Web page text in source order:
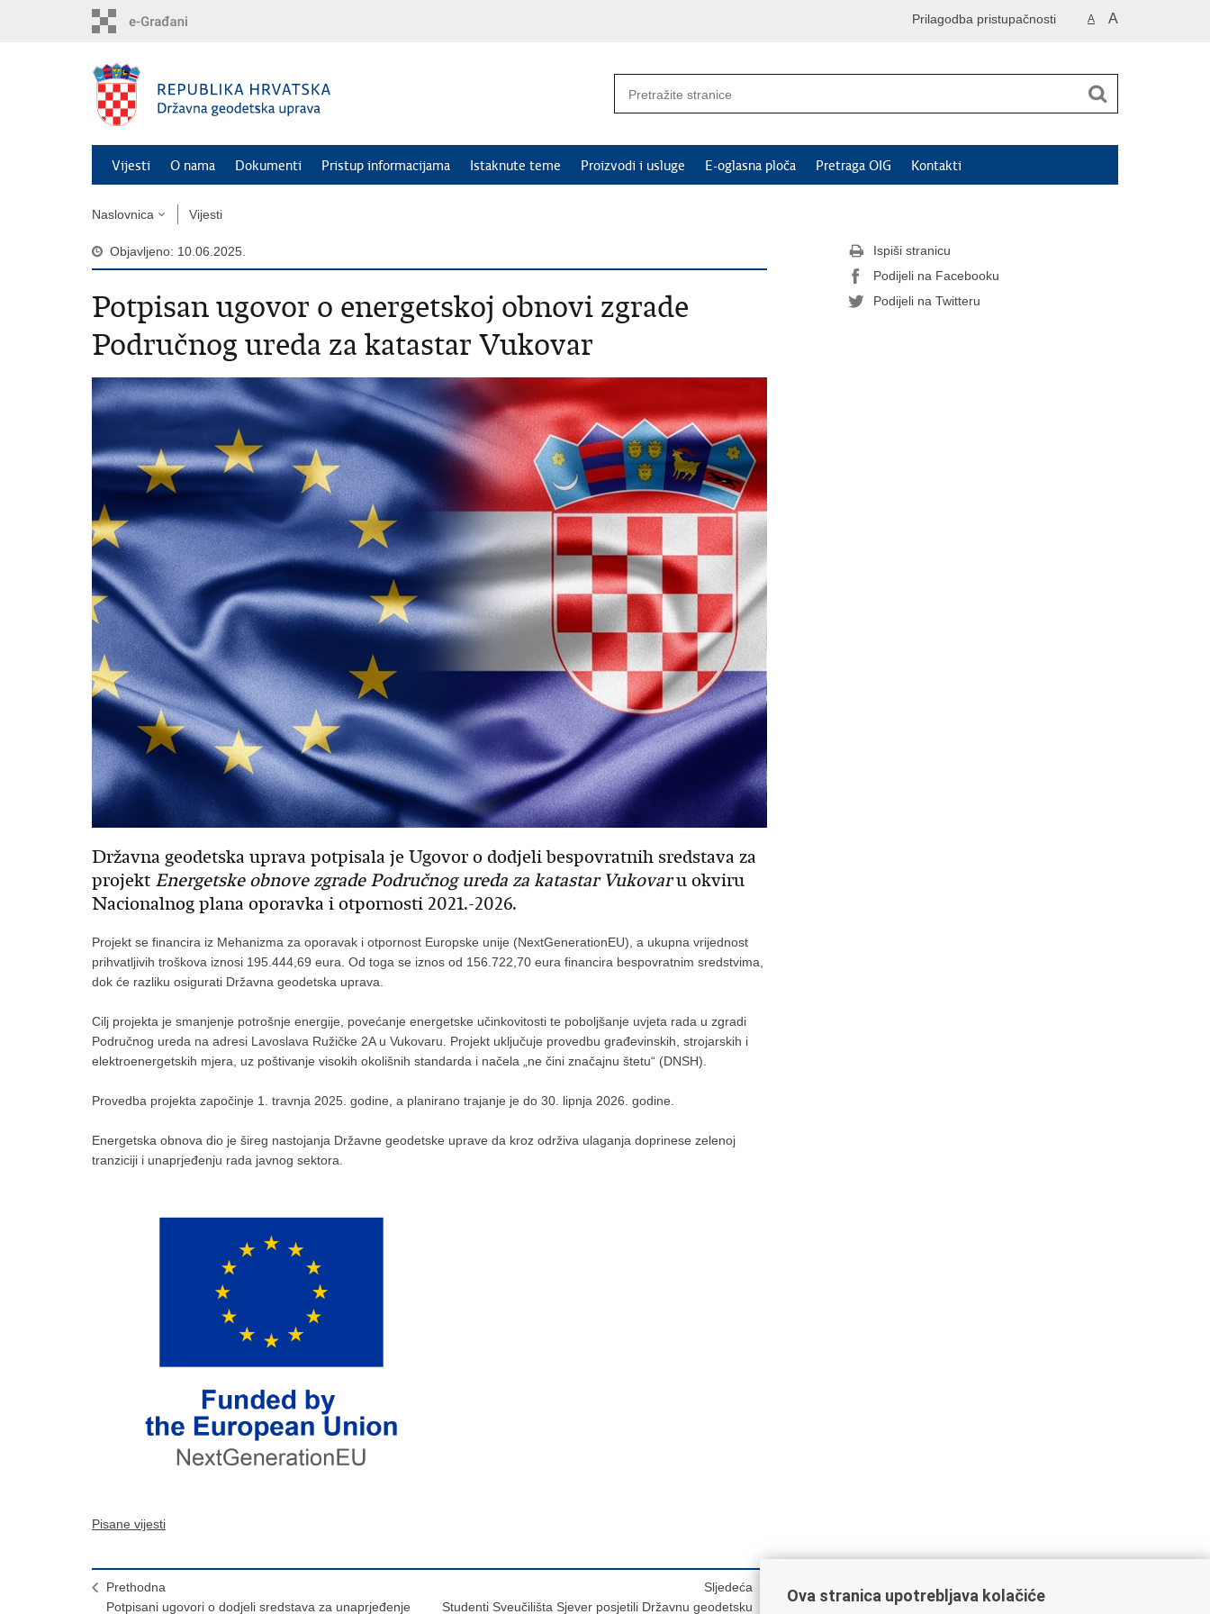
A A
Prilagodba pristupačnosti
Vijesti O nama Dokumenti Pristup informacijama Istaknute teme Proizvodi i usluge E-oglasna ploča Pretraga OIG Kontakti
Naslovnica Vijesti
Objavljeno: 10.06.2025.
Potpisan ugovor o energetskoj obnovi zgrade
Područnog ureda za katastar Vukovar
Državna geodetska uprava potpisala je Ugovor o dodjeli bespovratnih sredstava za
projekt Energetske obnove zgrade Područnog ureda za katastar Vukovaru okviru
Nacionalnog plana oporavka i otpornosti 2021.-2026.
Projekt se financira iz Mehanizma za oporavak i otpornost Europske unije (NextGenerationEU), a ukupna vrijednost
prihvatljivih troškova iznosi 195.444,69 eura. Od toga se iznos od 156.722,70 eura financira bespovratnim sredstvima,
dok će razliku osigurati Državna geodetska uprava.
Cilj projekta je smanjenje potrošnje energije, povećanje energetske učinkovitosti te poboljšanje uvjeta rada u zgradi
Područnog ureda na adresi Lavoslava Ružičke 2A u Vukovaru. Projekt uključuje provedbu građevinskih, strojarskih i
elektroenergetskih mjera, uz poštivanje visokih okolišnih standarda i načela „ne čini značajnu štetu“ (DNSH).
Provedba projekta započinje 1. travnja 2025. godine, a planirano trajanje je do 30. lipnja 2026. godine.
Energetska obnova dio je šireg nastojanja Državne geodetske uprave da kroz održiva ulaganja doprinese zelenoj
tranziciji i unaprjeđenju rada javnog sektora.
Pisane vijesti
Prethodna
Potpisani ugovori o dodjeli sredstava za unaprjeđenje
Sljedeća
Studenti Sveučilišta Sjever posjetili Državnu geodetsku
Ispiši stranicu
Podijeli na Facebooku
Podijeli na Twitteru
Ova stranica upotrebljava kolačiće